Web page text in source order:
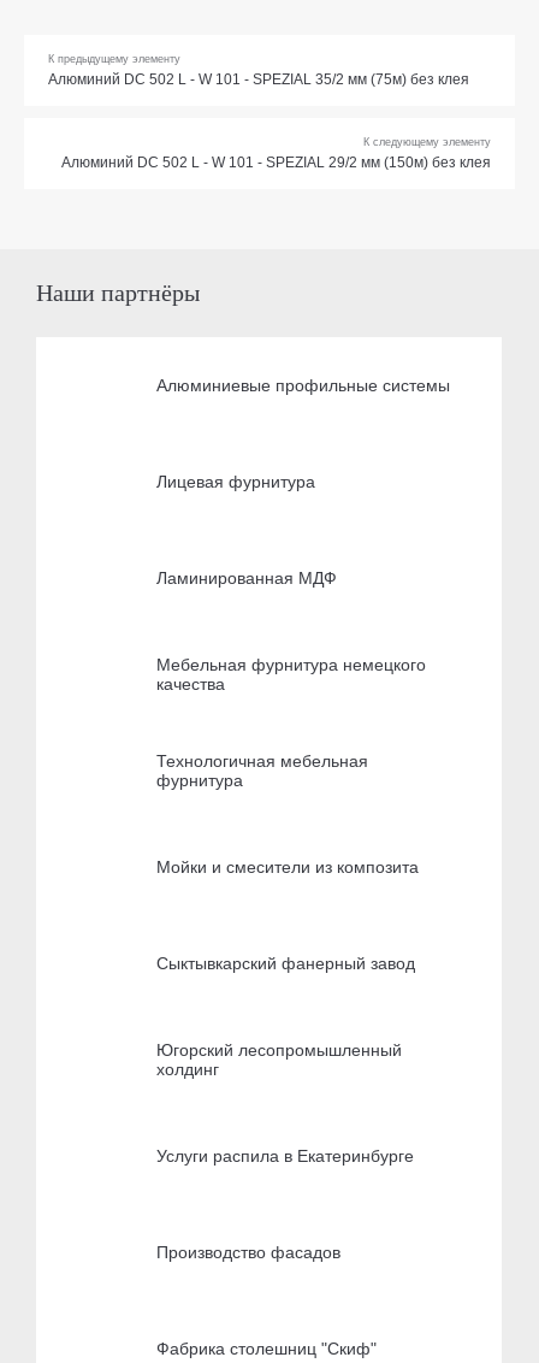
К предыдущему элементу
Алюминий DC 502 L - W 101 - SPEZIAL 35/2 мм (75м) без клея
К следующему элементу
Алюминий DC 502 L - W 101 - SPEZIAL 29/2 мм (150м) без клея
Наши партнёры
Алюминиевые профильные системы
Лицевая фурнитура
Ламинированная МДФ
Мебельная фурнитура немецкого
качества
Технологичная мебельная
фурнитура
Мойки и смесители из композита
Сыктывкарский фанерный завод
Югорский лесопромышленный
холдинг
Услуги распила в Екатеринбурге
Производство фасадов
Фабрика столешниц "Скиф"